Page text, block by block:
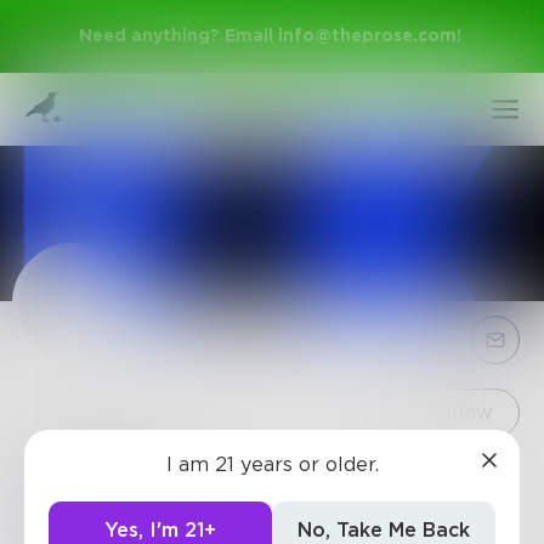
Need anything? Email info@theprose.com!
Follow
evanindo
https://renunganhariankatolik.org situs berita dan
I am 21 years or older.
Yes, I'm 21+ No, Take Me Back